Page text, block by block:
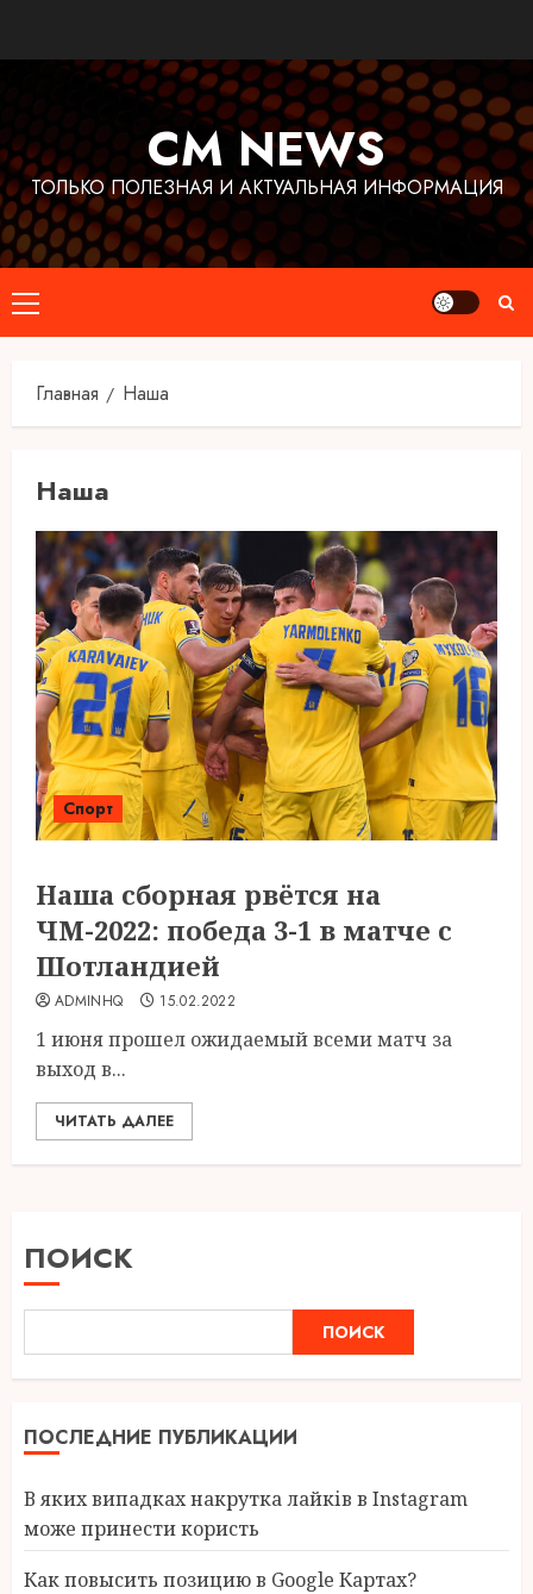
содержимому
CM NEWS
ТОЛЬКО ПОЛЕЗНАЯ И АКТУАЛЬНАЯ ИНФОРМАЦИЯ
Основное
меню
Главная Наша
Наша
Спорт
Наша сборная рвётся на
ЧМ-2022: победа 3-1 в матче с
Шотландией
ADMINHQ 15.02.2022
1 июня прошел ожидаемый всеми матч за
выход в...
ЧИТАТЬ ДАЛЕЕ
ПОИСК
ПОИСК
ПОСЛЕДНИЕ ПУБЛИКАЦИИ
В яких випадках накрутка лайків в Instagram
може принести користь
Как повысить позицию в Google Картах?